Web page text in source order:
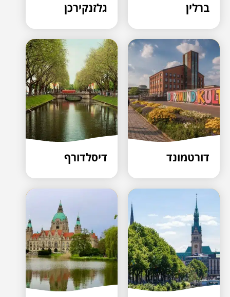
ברלין גלזנקירכן
דורטמונד דיסלדורף